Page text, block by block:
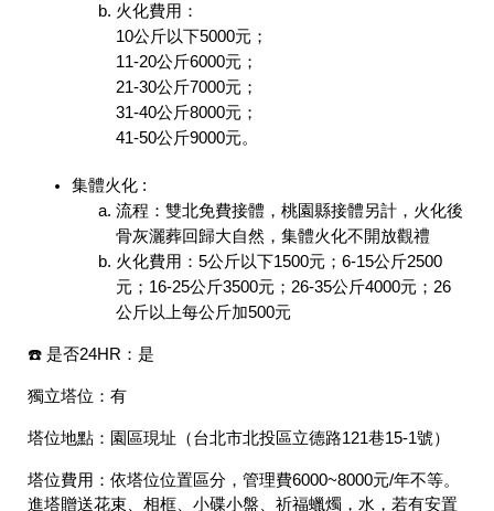
火化費用：
10公斤以下5000元；
11-20公斤6000元；
21-30公斤7000元；
31-40公斤8000元；
41-50公斤9000元。
集體火化 :
流程：雙北免費接體，桃園縣接體另計，火化後
骨灰灑葬回歸大自然，集體火化不開放觀禮
火化費用：5公斤以下1500元；6-15公斤2500
元；16-25公斤3500元；26-35公斤4000元；26
公斤以上每公斤加500元
☎️ 是否24HR： 是
獨立塔位： 有
塔位地點： 園區現址（台北市北投區立德路121巷15-1號）
塔位費用： 依塔位位置區分，管理費6000~8000元/年不等。
進塔贈送花束、相框、小碟小盤、祈福蠟燭，水，若有安置